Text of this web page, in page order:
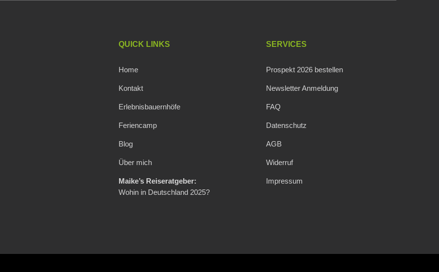
QUICK LINKS
Home
Kontakt
Erlebnisbauernhöfe
Feriencamp
Blog
Über mich
Maike’s Reiseratgeber:
Wohin in Deutschland 2025?
SERVICES
Prospekt 2026 bestellen
Newsletter Anmeldung
FAQ
Datenschutz
AGB
Widerruf
Impressum